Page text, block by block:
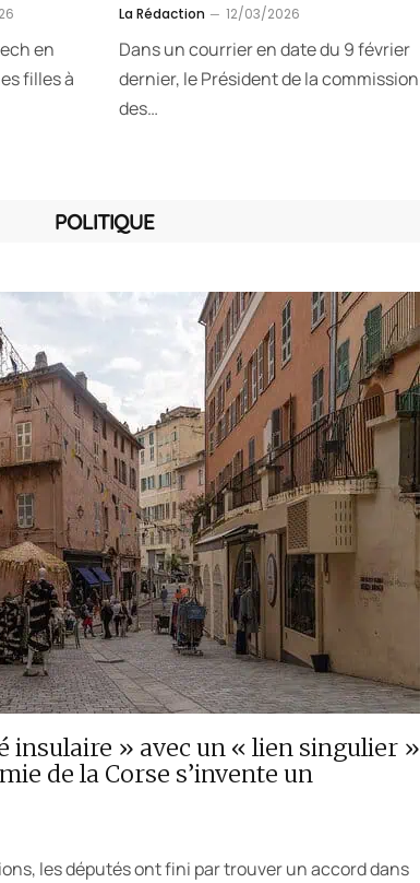
en
filles à
La Rédaction 12/03/2026
Dans un courrier en date du 9 février
dernier, le Président de la commission
des…
POLITIQUE
insulaire » avec un « lien singulier »
de la Corse s’invente un
les députés ont fini par trouver un accord dans